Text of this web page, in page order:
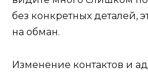
без конкретных деталей,
на обман.
Изменение контактов и